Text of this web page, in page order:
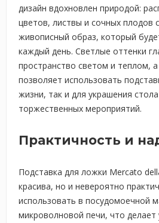
дизайн вдохновлен природой:
цветов, листвы и сочных плодов
живописный образ, который
каждый день. Светлые оттенки
пространство светом и теплом,
позволяет использовать
жизни, так и для украшения
торжественных мероприятий.
Практичность и
Подставка для ложки Mercato
красива, но и невероятно
использовать в посудомоечной
микроволновой печи, что делает